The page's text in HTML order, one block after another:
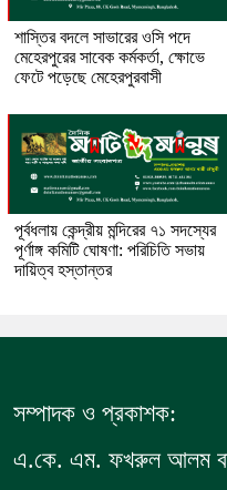
শাস্তির বদলে সাভারের ওসি পদে
মেহেরপুরের সাবেক কর্মকর্তা, ক্ষোভে
ফেটে পড়েছে মেহেরপুরবাসী
পূর্বধলায় কেন্দ্রীয় মন্দিরের ৭১ সদস্যের
পূর্ণাঙ্গ কমিটি ঘোষণা: পরিচিতি সভায়
দায়িত্ব হস্তান্তর
সম্পাদক ও প্রকাশক:
এ.কে. এম. ফখরুল আলম